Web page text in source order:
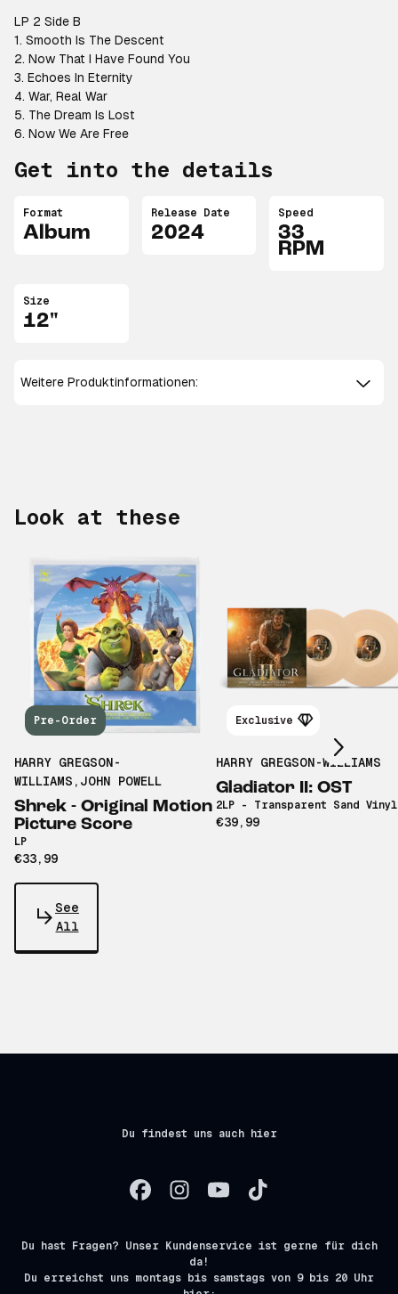
LP 2 Side B
1. Smooth Is The Descent
2. Now That I Have Found You
3. Echoes In Eternity
4. War, Real War
5. The Dream Is Lost
6. Now We Are Free
Get into the details
Format
Album
Release Date
2024
Speed
33
RPM
Size
12"
Weitere Produktinformationen:
Look at these
Pre-Order
HARRY GREGSON-
WILLIAMS , JOHN POWELL
Shrek - Original Motion
Picture Score
LP
€33,99
Exclusive
HARRY GREGSON-WILLIAMS
Gladiator II: OST
2LP - Transparent Sand Vinyl
€39,99
Scroll right
See
All
Du findest uns auch hier
Du hast Fragen? Unser Kundenservice ist gerne für dich
da!
Du erreichst uns montags bis samstags von 9 bis 20 Uhr